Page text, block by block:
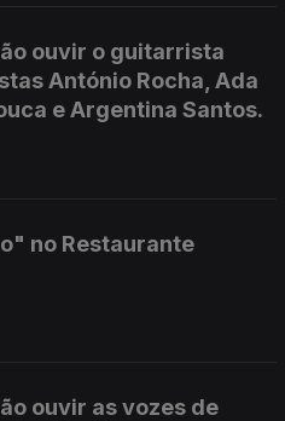
ouvir o guitarrista
António Rocha, Ada
e Argentina Santos.
no Restaurante
ouvir as vozes de